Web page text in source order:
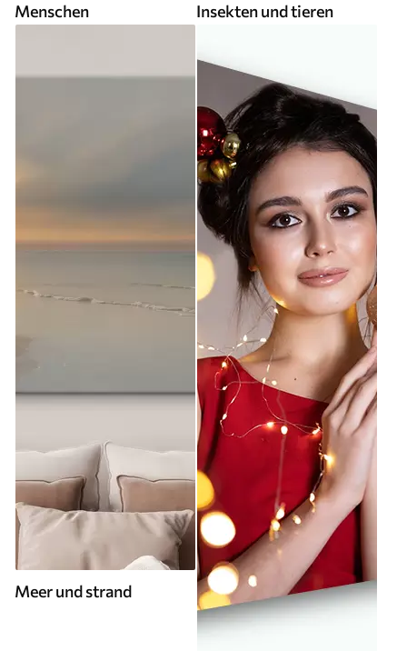
Menschen Insekten und tieren
Meer und strand